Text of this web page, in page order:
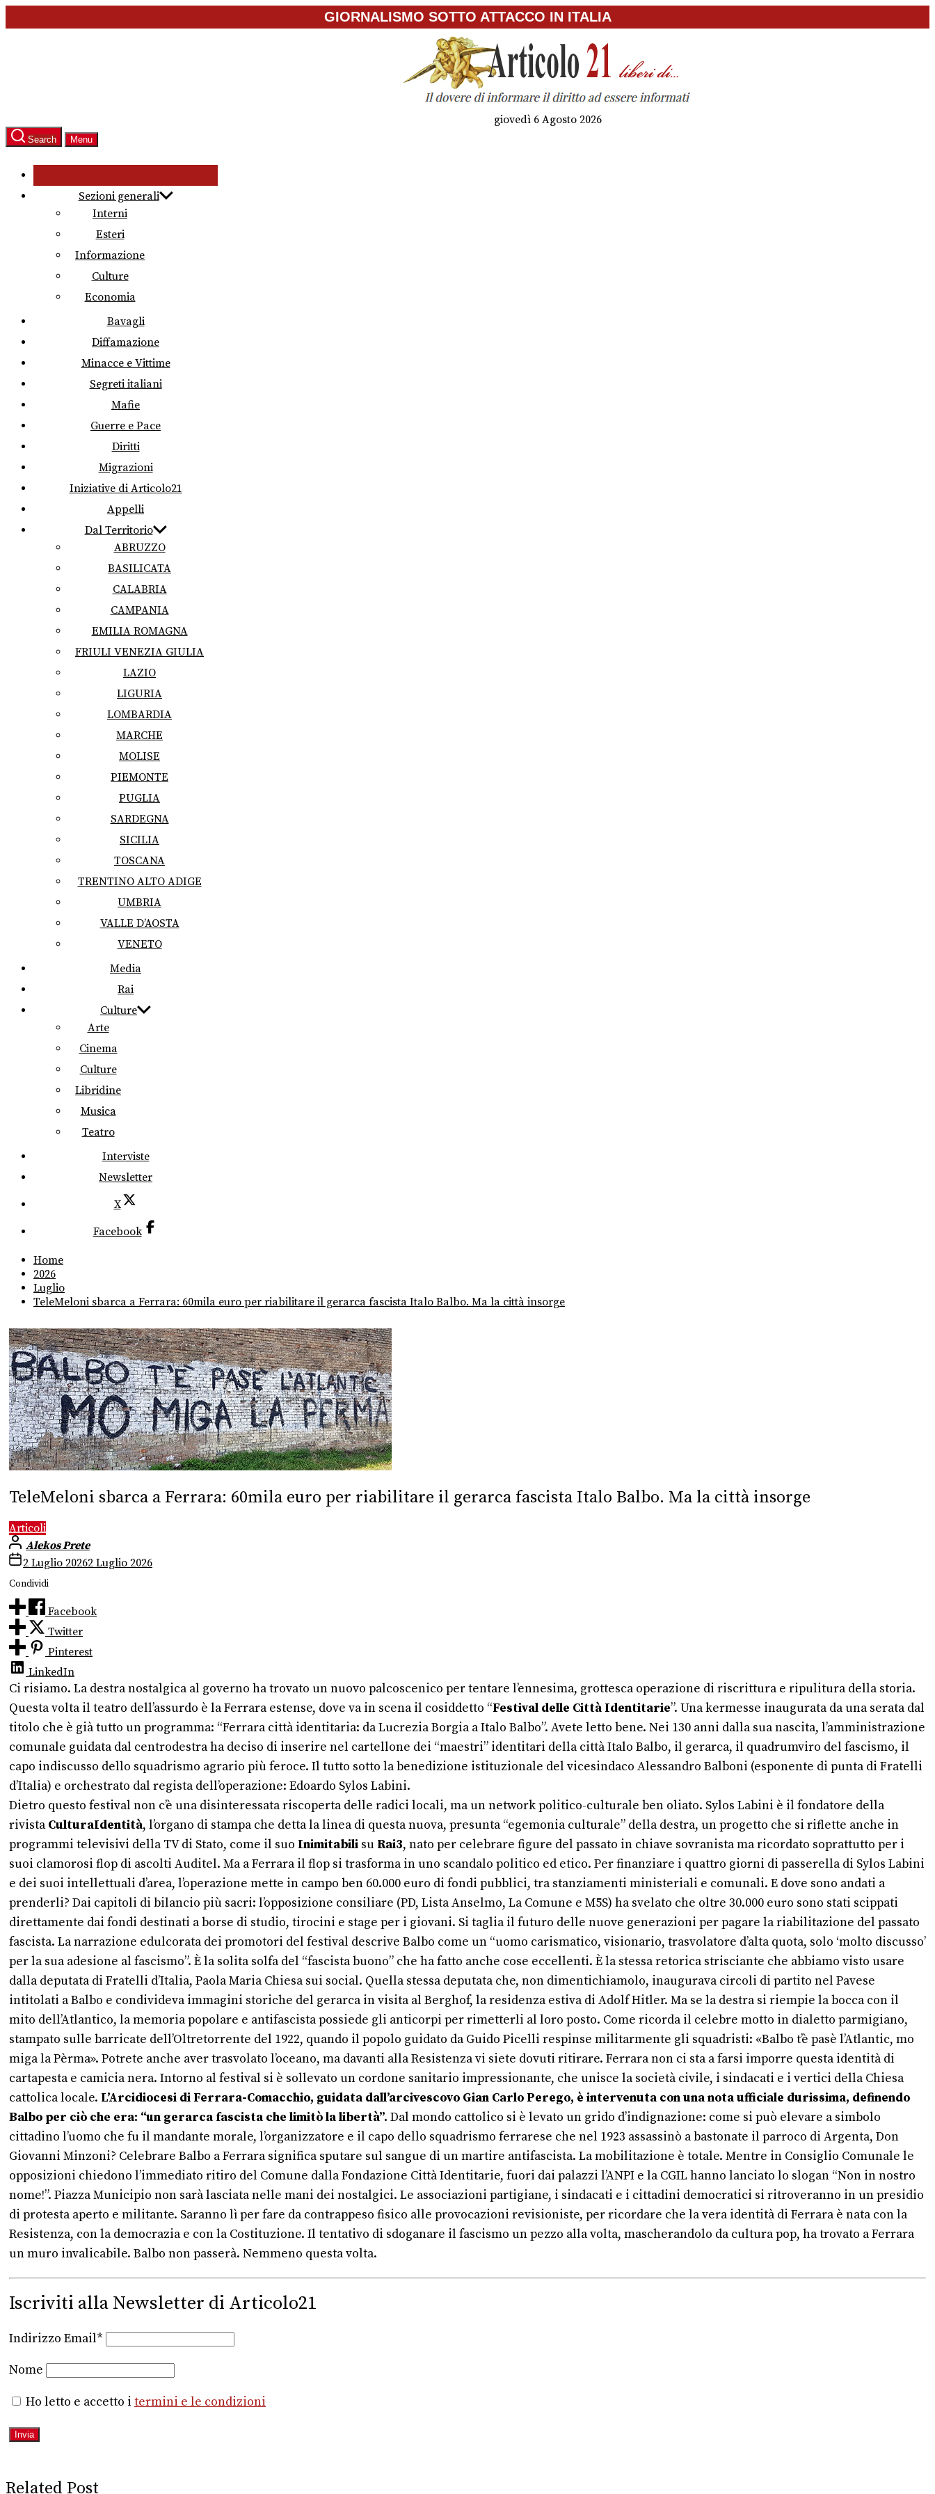
to
GIORNALISMO SOTTO ATTACCO IN ITALIA
giovedì 6 Agosto 2026
Search Menu
Sezioni generali
Interni
Esteri
Informazione
Culture
Economia
Bavagli
Diffamazione
Minacce e Vittime
Segreti italiani
Mafie
Guerre e Pace
Diritti
Migrazioni
Iniziative di Articolo21
Appelli
Dal Territorio
ABRUZZO
BASILICATA
CALABRIA
CAMPANIA
EMILIA ROMAGNA
FRIULI VENEZIA GIULIA
LAZIO
LIGURIA
LOMBARDIA
MARCHE
MOLISE
PIEMONTE
PUGLIA
SARDEGNA
SICILIA
TOSCANA
TRENTINO ALTO ADIGE
UMBRIA
VALLE D’AOSTA
VENETO
Media
Rai
Culture
Arte
Cinema
Culture
Libridine
Musica
Teatro
Interviste
Newsletter
X
Facebook
Home
2026
Luglio
TeleMeloni sbarca a Ferrara: 60mila euro per riabilitare il gerarca fascista Italo Balbo. Ma la città insorge
TeleMeloni sbarca a Ferrara: 60mila euro per riabilitare il gerarca fascista Italo Balbo. Ma la città insorge
Articoli
Alekos Prete
2 Luglio 20262 Luglio 2026
Condividi
Facebook
Twitter
Pinterest
LinkedIn
Ci risiamo. La destra nostalgica al governo ha trovato un nuovo palcoscenico per tentare l’ennesima, grottesca operazione di riscrittura e ripulitura della storia.
Questa volta il teatro dell’assurdo è la Ferrara estense, dove va in scena il cosiddetto “Festival delle Città Identitarie”. Una kermesse inaugurata da una serata dal
titolo che è già tutto un programma: “Ferrara città identitaria: da Lucrezia Borgia a Italo Balbo”. Avete letto bene. Nei 130 anni dalla sua nascita, l’amministrazione
comunale guidata dal centrodestra ha deciso di inserire nel cartellone dei “maestri” identitari della città Italo Balbo, il gerarca, il quadrumviro del fascismo, il
capo indiscusso dello squadrismo agrario più feroce. Il tutto sotto la benedizione istituzionale del vicesindaco Alessandro Balboni (esponente di punta di Fratelli
d’Italia) e orchestrato dal regista dell’operazione: Edoardo Sylos Labini.
Dietro questo festival non c’è una disinteressata riscoperta delle radici locali, ma un network politico-culturale ben oliato. Sylos Labini è il fondatore della
rivistaCulturaIdentità, l’organo di stampa che detta la linea di questa nuova, presunta “egemonia culturale” della destra, un progetto che si riflette anche in
programmi televisivi della TV di Stato, come il suo Inimitabili su Rai3, nato per celebrare figure del passato in chiave sovranista ma ricordato soprattutto per i
suoi clamorosi flop di ascolti Auditel. Ma a Ferrara il flop si trasforma in uno scandalo politico ed etico. Per finanziare i quattro giorni di passerella di Sylos Labini
e dei suoi intellettuali d’area, l’operazione mette in campo ben 60.000 euro di fondi pubblici, tra stanziamenti ministeriali e comunali. E dove sono andati a
prenderli? Dai capitoli di bilancio più sacri: l’opposizione consiliare (PD, Lista Anselmo, La Comune e M5S) ha svelato che oltre 30.000 euro sono stati scippati
direttamente dai fondi destinati a borse di studio, tirocini e stage per i giovani. Si taglia il futuro delle nuove generazioni per pagare la riabilitazione del passato
fascista. La narrazione edulcorata dei promotori del festival descrive Balbo come un “uomo carismatico, visionario, trasvolatore d’alta quota, solo ‘molto discusso’
per la sua adesione al fascismo”. È la solita solfa del “fascista buono” che ha fatto anche cose eccellenti. È la stessa retorica strisciante che abbiamo visto usare
dalla deputata di Fratelli d’Italia, Paola Maria Chiesa sui social. Quella stessa deputata che, non dimentichiamolo, inaugurava circoli di partito nel Pavese
intitolati a Balbo e condivideva immagini storiche del gerarca in visita al Berghof, la residenza estiva di Adolf Hitler. Ma se la destra si riempie la bocca con il
mito dell’Atlantico, la memoria popolare e antifascista possiede gli anticorpi per rimetterli al loro posto. Come ricorda il celebre motto in dialetto parmigiano,
stampato sulle barricate dell’Oltretorrente del 1922, quando il popolo guidato da Guido Picelli respinse militarmente gli squadristi: «Balbo t’è pasè l’Atlantic, mo
miga la Pèrma». Potrete anche aver trasvolato l’oceano, ma davanti alla Resistenza vi siete dovuti ritirare. Ferrara non ci sta a farsi imporre questa identità di
cartapesta e camicia nera. Intorno al festival si è sollevato un cordone sanitario impressionante, che unisce la società civile, i sindacati e i vertici della Chiesa
cattolica locale. L’Arcidiocesi di Ferrara-Comacchio, guidata dall’arcivescovo Gian Carlo Perego, è intervenuta con una nota ufficiale durissima, definendo
Balbo per ciò che era: “un gerarca fascista che limitò la libertà”. Dal mondo cattolico si è levato un grido d’indignazione: come si può elevare a simbolo
cittadino l’uomo che fu il mandante morale, l’organizzatore e il capo dello squadrismo ferrarese che nel 1923 assassinò a bastonate il parroco di Argenta, Don
Giovanni Minzoni? Celebrare Balbo a Ferrara significa sputare sul sangue di un martire antifascista. La mobilitazione è totale. Mentre in Consiglio Comunale le
opposizioni chiedono l’immediato ritiro del Comune dalla Fondazione Città Identitarie, fuori dai palazzi l’ANPI e la CGIL hanno lanciato lo slogan “Non in nostro
nome!”. Piazza Municipio non sarà lasciata nelle mani dei nostalgici. Le associazioni partigiane, i sindacati e i cittadini democratici si ritroveranno in un presidio
di protesta aperto e militante. Saranno lì per fare da contrappeso fisico alle provocazioni revisioniste, per ricordare che la vera identità di Ferrara è nata con la
Resistenza, con la democrazia e con la Costituzione. Il tentativo di sdoganare il fascismo un pezzo alla volta, mascherandolo da cultura pop, ha trovato a Ferrara
un muro invalicabile. Balbo non passerà. Nemmeno questa volta.
Iscriviti alla Newsletter di Articolo21
Indirizzo Email*
Nome
Ho letto e accetto i termini e le condizioni
Related Post